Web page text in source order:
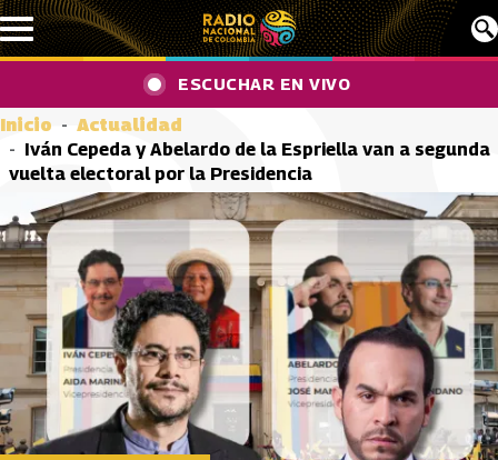
Pasar al contenido principal
ESCUCHAR EN VIVO
Inicio
Actualidad
Iván Cepeda y Abelardo de la Espriella van a segunda
vuelta electoral por la Presidencia